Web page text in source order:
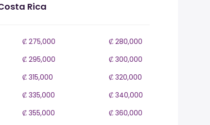
Rica
₡ 275,000
₡ 280,000
₡ 295,000
₡ 300,000
₡ 315,000
₡ 320,000
₡ 335,000
₡ 340,000
₡ 355,000 ₡ 360,000